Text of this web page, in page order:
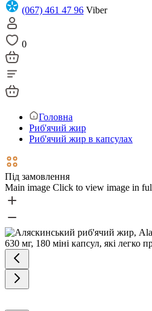
(067) 461 47 96 Viber
0
Головна
Риб'ячий жир
Риб'ячий жир в капсулах
Під замовлення
Main image Click to view image in